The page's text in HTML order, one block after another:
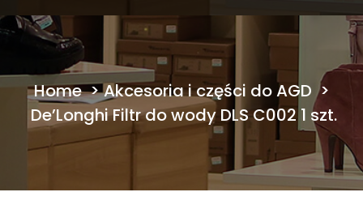
Home>Akcesoria i części do AGD >
De’Longhi Filtr do wody DLS C002 1 szt.